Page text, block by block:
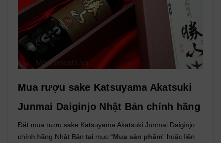
Mua rượu sake Katsuyama Akatsuki
Junmai Daiginjo Nhật Bản chính hãng
Đặt mua rượu sake Katsuyama Akatsuki Junmai Daiginjo
chính hãng Nhật Bản tại mục “Mua sản phẩm” hoặc liên